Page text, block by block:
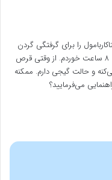
را برای گرفتگی گردن
گرفتم و 2 عدد قرص در فاصله 8 ساعت خوردم. از وقتی قرص
و حالت گیجی دارم. ممکنه
می‌فرمایید؟